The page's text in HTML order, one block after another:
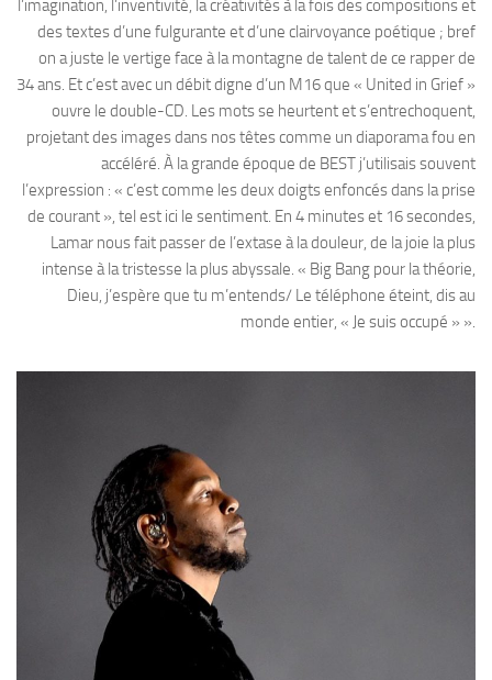
l’imagination, l’inventivité, la créativités à la fois des compositions et
des textes d’une fulgurante et d’une clairvoyance poétique ; bref
on a juste le vertige face à la montagne de talent de ce rapper de
34 ans. Et c’est avec un débit digne d’un M16 que « United in Grief »
ouvre le double-CD. Les mots se heurtent et s’entrechoquent,
projetant des images dans nos têtes comme un diaporama fou en
accéléré. À la grande époque de BEST j’utilisais souvent
l’expression : « c’est comme les deux doigts enfoncés dans la prise
de courant », tel est ici le sentiment. En 4 minutes et 16 secondes,
Lamar nous fait passer de l’extase à la douleur, de la joie la plus
intense à la tristesse la plus abyssale. « Big Bang pour la théorie,
Dieu, j’espère que tu m’entends/ Le téléphone éteint, dis au
monde entier, « Je suis occupé » ».